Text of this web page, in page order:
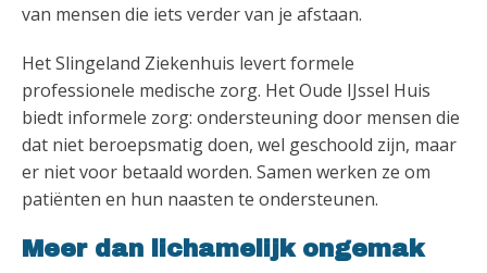
van mensen die iets verder van je afstaan.
Het Slingeland Ziekenhuis levert formele
professionele medische zorg. Het Oude IJssel Huis
biedt informele zorg: ondersteuning door mensen die
dat niet beroepsmatig doen, wel geschoold zijn, maar
er niet voor betaald worden. Samen werken ze om
patiënten en hun naasten te ondersteunen.
Meer dan lichamelijk ongemak